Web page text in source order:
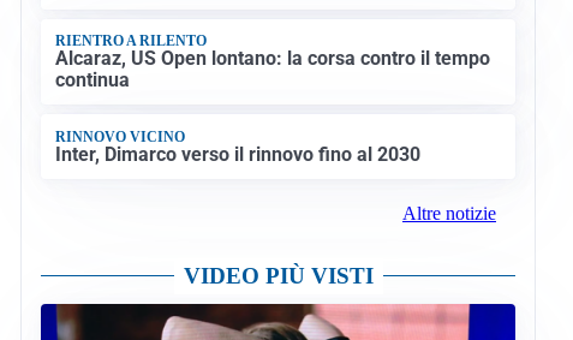
RIENTRO A RILENTO
Alcaraz, US Open lontano: la corsa contro il tempo
continua
RINNOVO VICINO
Inter, Dimarco verso il rinnovo fino al 2030
Altre notizie
VIDEO PIÙ VISTI